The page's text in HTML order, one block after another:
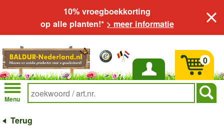
10% vroegboekkorting
op alle planten!* > meer informatie
Inloggen
Menu
0
Terug